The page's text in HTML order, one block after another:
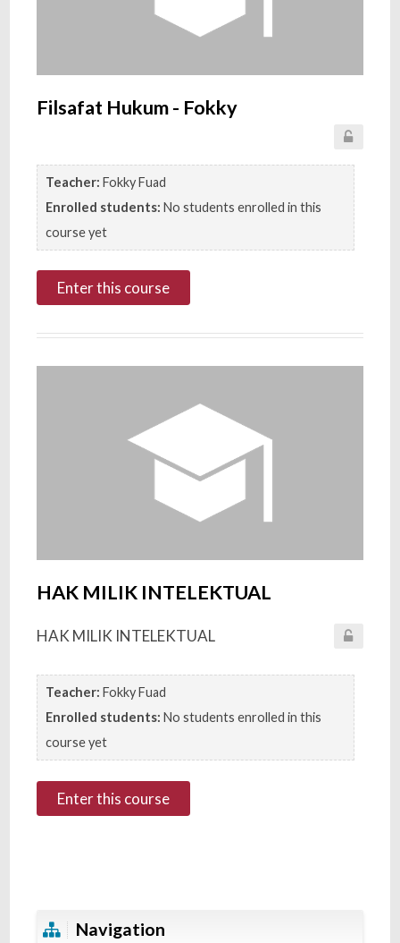
Filsafat Hukum - Fokky
Teacher: Fokky Fuad
Enrolled students: No students enrolled in this
course yet
Enter this course
HAK MILIK INTELEKTUAL
HAK MILIK INTELEKTUAL
Teacher: Fokky Fuad
Enrolled students: No students enrolled in this
course yet
Enter this course
Skip Navigation
Navigation